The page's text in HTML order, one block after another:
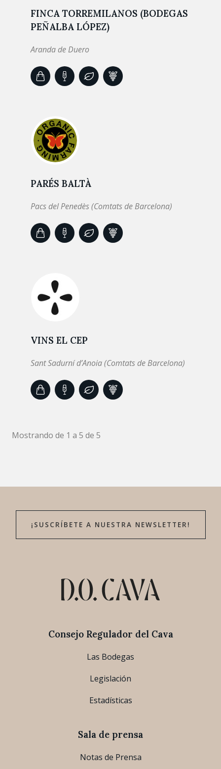
FINCA TORREMILANOS (BODEGAS
PEÑALBA LÓPEZ)
Aranda de Duero
PARÉS BALTÀ
Pacs del Penedès (Comtats de Barcelona)
VINS EL CEP
Sant Sadurní d’Anoia (Comtats de Barcelona)
Mostrando de 1 a 5 de 5
¡SUSCRÍBETE A NUESTRA NEWSLETTER!
Consejo Regulador del Cava
Las Bodegas
Legislación
Estadísticas
Sala de prensa
Notas de Prensa